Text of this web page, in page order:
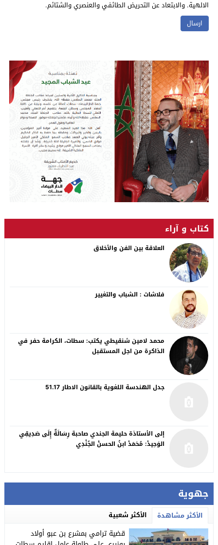
الالهية. والابتعاد عن التحريض الطائفي والعنصري والشتائم.
جهوية
الأكثر مشاهدة الأكثر شعبية
قضية ترامي بمشرع بن عبو أولاد
كتاب و آراء
العلاقة بين الفن والأخلاق
فلاشات : الشباب والتغيير
محمد لامين شنقيطي يكتب: سطات، الكرامة حفر في
الذاكرة من اجل المستقبل
جدل الهندسة اللغوية بالقانون الاطار 51.17
إلى الأستاذة حليمة الجندي صاحبة رِسَالَةٌ إِلَى صَدِيقِي
الوَحِيدْ: مُحَمَدْ ابنُ الحسنْ الجُنْدِي